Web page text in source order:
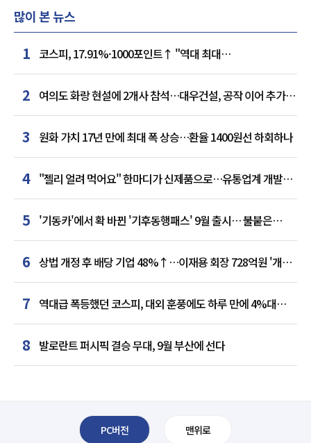
많이 본 뉴스
1 코스피, 17.91%·1000포인트↑ "역대 최대
상승률"…'삼전닉스' 동반 상한가
2 여의도 화랑 현설에 2개사 참석…대우건설, 공작 이어 추가
거점 확보하나
3 원화 가치 17년 만에 최대 폭 상승…환율 1400원선 하회하나
4 "젤리 얼려 먹어요" 한마디가 신제품으로…유통업계 개발실
된 SNS
5 '기동카'에서 확 바뀐 '기후동행패스' 9월 출시… 불붙은
카드사 경쟁
6 상법 개정 후 배당 기업 48%↑…이재용 회장 728억원 '개인
최다'
7 역대급 폭등했던 코스피, 대외 훈풍에도 하루 만에 4%대
급락
8 발로란트 퍼시픽 결승 무대, 9월 부산에 선다
PC버전 맨위로